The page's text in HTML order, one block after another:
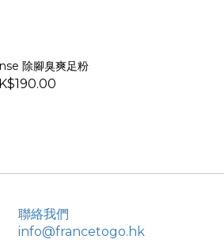
除腳臭爽足粉
聯絡我們
info@francetogo.hk